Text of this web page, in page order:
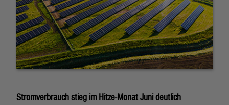
Stromverbrauch stieg im Hitze-Monat Juni deutlich